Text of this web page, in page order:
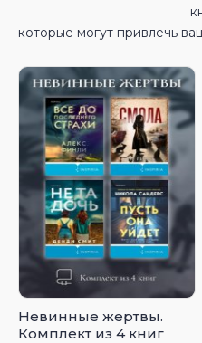
которые могут привлечь
Невинные жертвы.
Комплект из 4 книг